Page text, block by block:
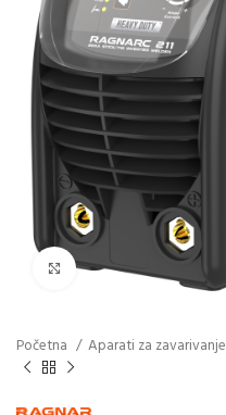
Click to enlarge
Početna Aparati za zavarivanje